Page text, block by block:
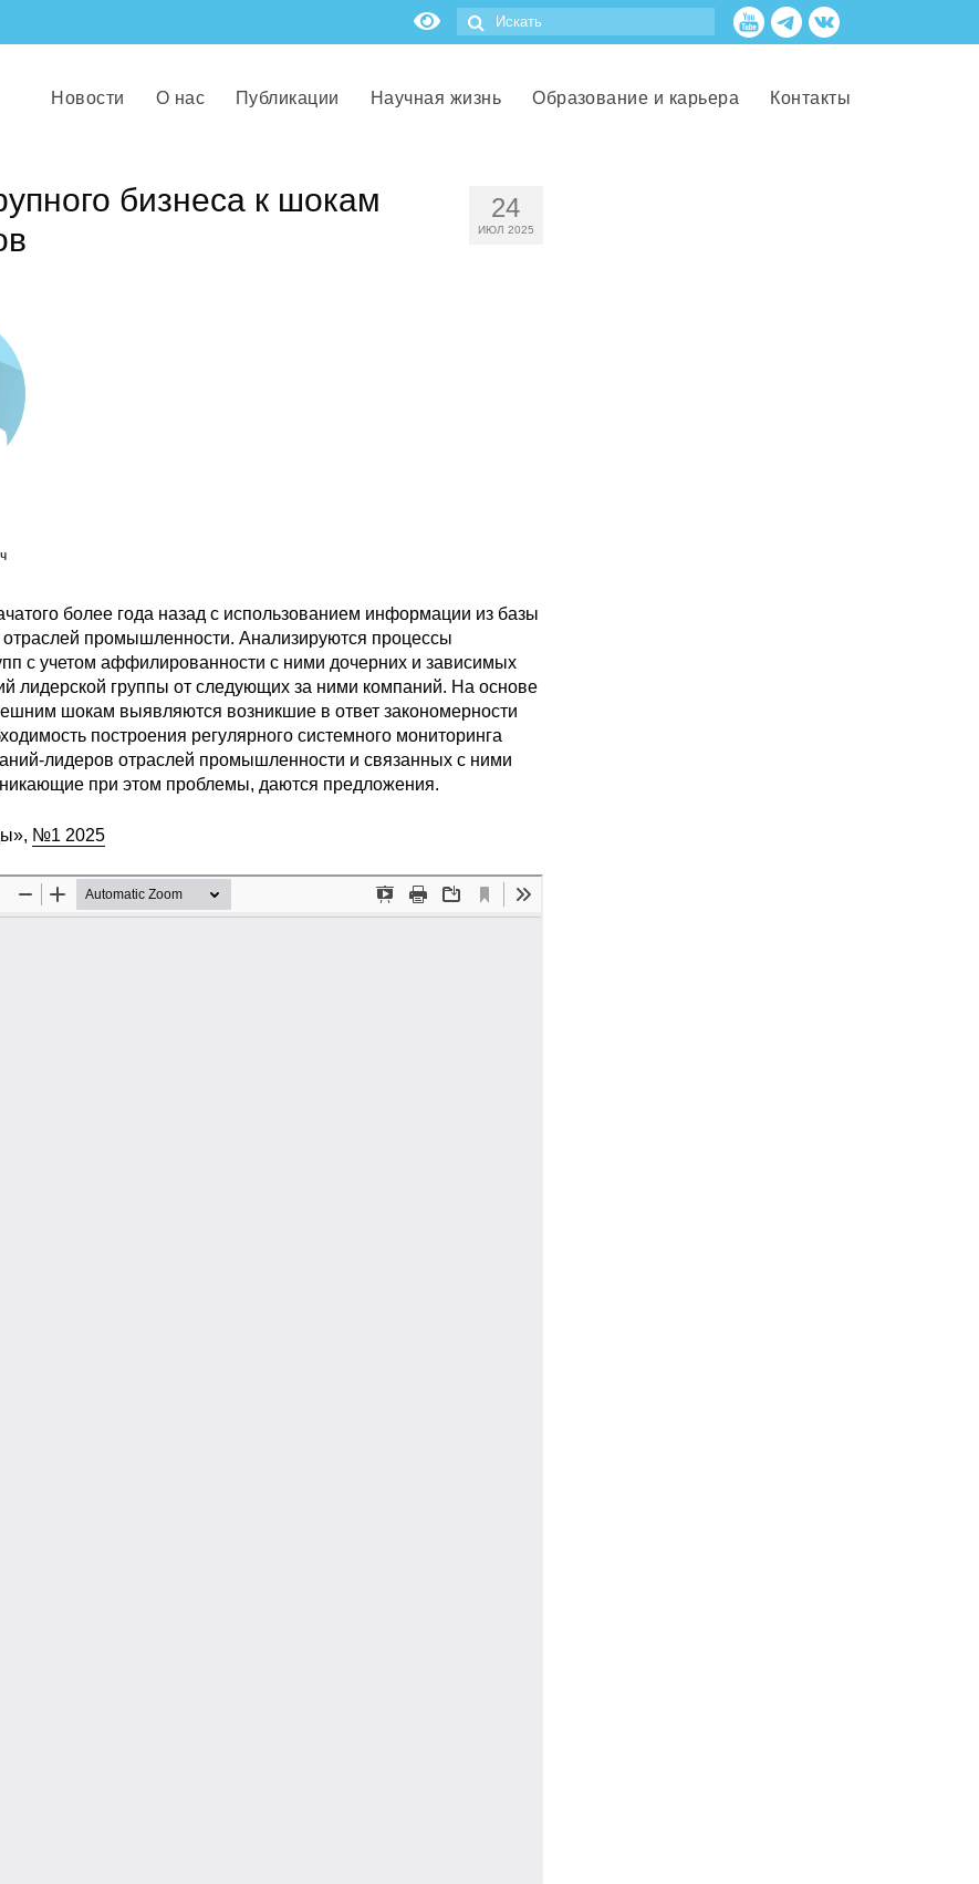
Новости О нас Публикации Научная жизнь Образование и карьера Контакты
24
ИЮЛ 2025
бизнеса к шокам
более года назад с использованием информации из базы
промышленности. Анализируются процессы
с учетом аффилированности с ними дочерних и зависимых
лидерской группы от следующих за ними компаний. На основе
шокам выявляются возникшие в ответ закономерности
построения регулярного системного мониторинга
лидеров отраслей промышленности и связанных с ними
при этом проблемы, даются предложения.
№1 2025